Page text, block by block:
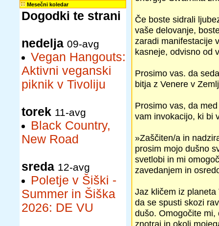
Mesečni koledar
Dogodki te strani
nedelja 09-avg
Vegan Hangouts:
Aktivni veganski
piknik v Tivoliju
torek 11-avg
Black Country,
New Road
sreda 12-avg
Poletje v Šiški -
Summer in Šiška
2026: DE VU
Če boste sidrali
vaše delovanje,
zaradi manifestacije
kasneje, odvisno od
Prosimo vas. da
bitja z Venere v
Prosimo vas, da
vam invokacijo, ki bi
»Zaščiten/a in
prosim mojo dušno
svetlobi in mi
zavedanjem in
Jaz kličem iz
da se spusti skozi
dušo. Omogočite
znotraj in okoli